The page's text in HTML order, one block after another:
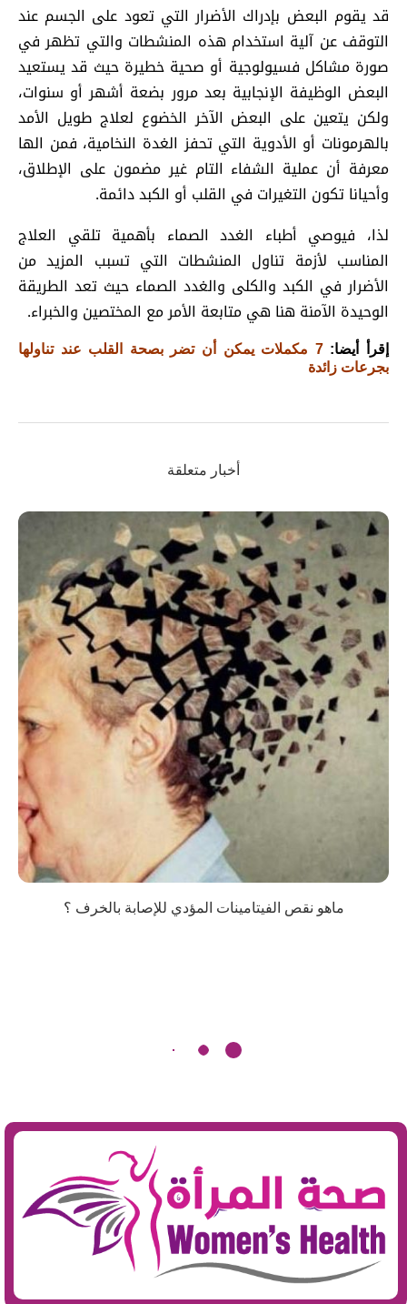
قد يقوم البعض بإدراك الأضرار التي تعود على الجسم عند
التوقف عن آلية استخدام هذه المنشطات والتي تظهر في
صورة مشاكل فسيولوجية أو صحية خطيرة حيث قد يستعيد
البعض الوظيفة الإنجابية بعد مرور بضعة أشهر أو سنوات،
ولكن يتعين على البعض الآخر الخضوع لعلاج طويل الأمد
بالهرمونات أو الأدوية التي تحفز الغدة النخامية، فمن الها
معرفة أن عملية الشفاء التام غير مضمون على الإطلاق،
وأحيانا تكون التغيرات في القلب أو الكبد دائمة.
لذا، فيوصي أطباء الغدد الصماء بأهمية تلقي العلاج
المناسب لأزمة تناول المنشطات التي تسبب المزيد من
الأضرار في الكبد والكلى والغدد الصماء حيث تعد الطريقة
الوحيدة الآمنة هنا هي متابعة الأمر مع المختصين والخبراء.
إقرأ أيضا:
7 مكملات يمكن أن تضر بصحة القلب عند تناولها
بجرعات زائدة
أخبار متعلقة
ماهو نقص الفيتامينات المؤدي للإصابة بالخرف ؟